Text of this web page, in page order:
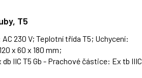
T5
230 V; Teplotní třída T5; Uchycení:
x 60 x 180 mm;
IIC T5 Gb - Prachové částice: Ex tb IIIC